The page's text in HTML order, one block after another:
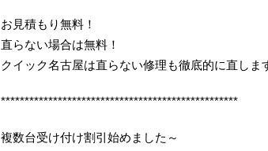
お見積もり無料！
直らない場合は無料！
クイック名古屋は直らない修理も徹底的に直しま
**************************************************
複数台受け付け割引始めました～